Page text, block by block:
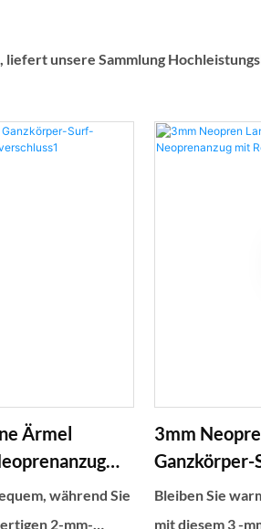
unsere Sammlung
Ärmel
während Sie
2-mm-
3mm
Ganzkörper-
Mit
Bleiben Sie
mit diesem 3 -